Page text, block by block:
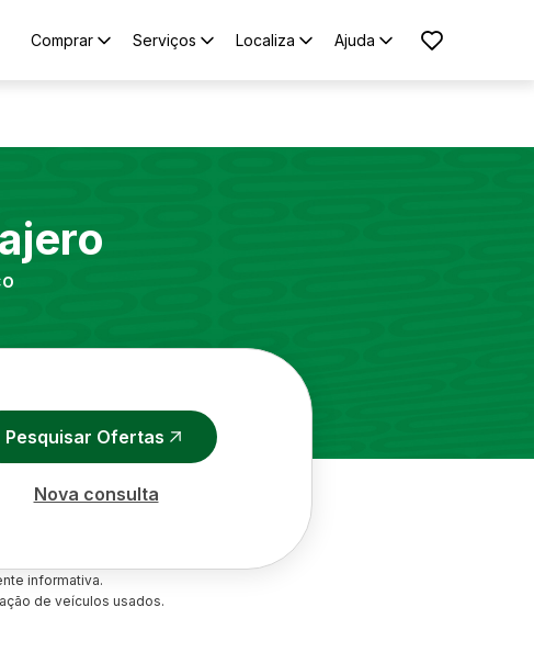
Comprar Serviços Localiza Ajuda
Pesquisar Ofertas
Nova consulta
informativa.
de veículos usados.